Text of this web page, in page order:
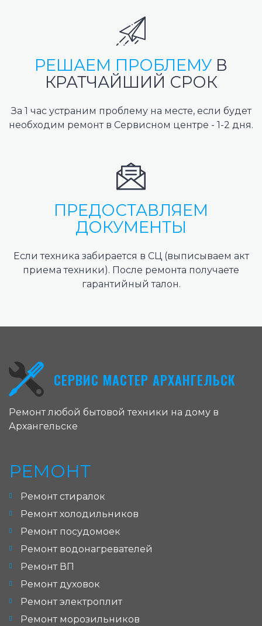
РЕШАЕМ ПРОБЛЕМУ В
КРАТЧАЙШИЙ СРОК
За 1 час устраним проблему на месте, если будет
необходим ремонт в Сервисном центре - 1-2 дня.
ПРЕДОСТАВЛЯЕМ
ДОКУМЕНТЫ
Если техника забирается в СЦ (выписываем акт
приема техники). После ремонта получаете
гарантийный талон.
СЕРВИС МАСТЕР АРХАНГЕЛЬСК
Ремонт любой бытовой техники на дому в
Архангельске
РЕМОНТ
Ремонт стиралок
Ремонт холодильников
Ремонт посудомоек
Ремонт водонагревателей
Ремонт ВП
Ремонт духовок
Ремонт электроплит
Ремонт морозильников